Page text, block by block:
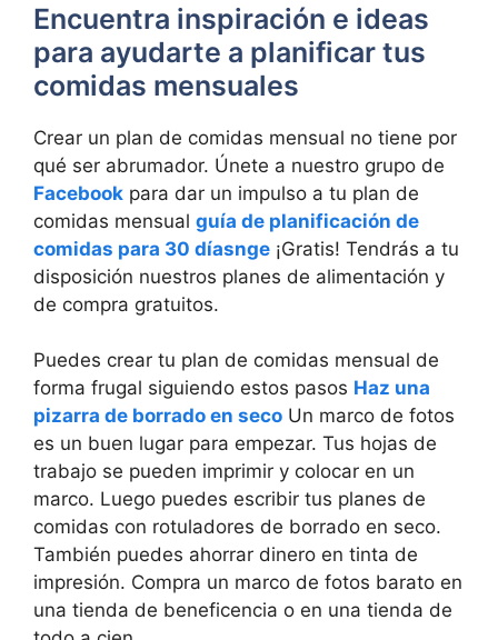
Encuentra inspiración e ideas
para ayudarte a planificar tus
comidas mensuales
Crear un plan de comidas mensual no tiene por
qué ser abrumador. Únete a nuestro grupo de
Facebook para dar un impulso a tu plan de
comidas mensual guía de planificación de
comidas para 30 díasnge ¡Gratis! Tendrás a tu
disposición nuestros planes de alimentación y
de compra gratuitos.
Puedes crear tu plan de comidas mensual de
forma frugal siguiendo estos pasos Haz una
pizarra de borrado en seco Un marco de fotos
es un buen lugar para empezar. Tus hojas de
trabajo se pueden imprimir y colocar en un
marco. Luego puedes escribir tus planes de
comidas con rotuladores de borrado en seco.
También puedes ahorrar dinero en tinta de
impresión. Compra un marco de fotos barato en
una tienda de beneficencia o en una tienda de